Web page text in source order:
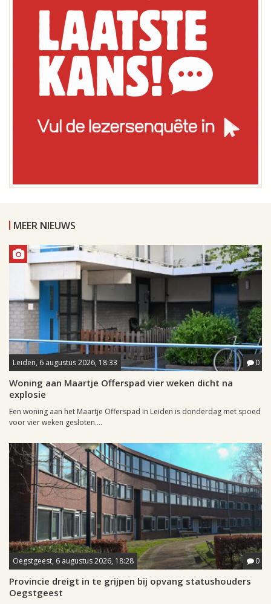
MEER NIEUWS
Leiden, 6 augustus 2026, 18:33 0
Woning aan Maartje Offerspad vier weken dicht na
explosie
Een woning aan het Maartje Offerspad in Leiden is donderdag met spoed
voor vier weken gesloten....
Oegstgeest, 6 augustus 2026, 18:28 0
Provincie dreigt in te grijpen bij opvang statushouders
Oegstgeest